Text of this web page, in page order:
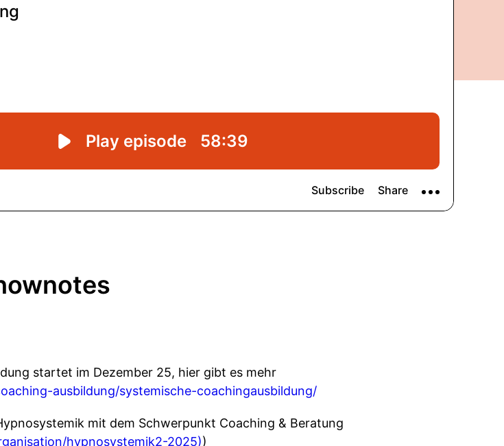
startet im Dezember 25, hier gibt es mehr
ausbildung/systemische-coachingausbildung/
mit dem Schwerpunkt Coaching & Beratung
hypnosystemik2-2025))